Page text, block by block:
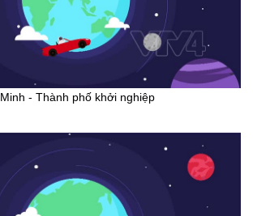
- Thành phố khởi nghiệp